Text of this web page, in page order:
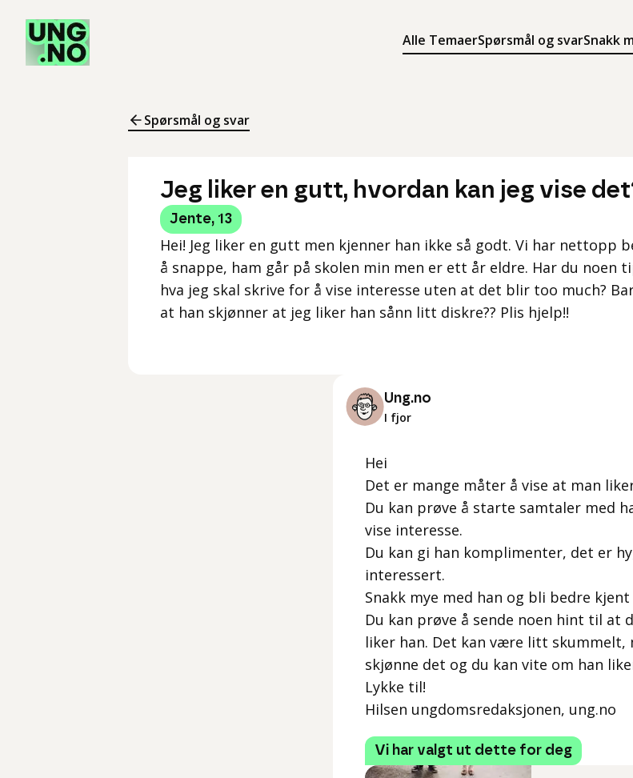
Alle TemaerSpørsmål og svarSnakk
Søk
Meny
Spørsmål og svar
Jeg liker en gutt, hvordan kan jeg vise
Jente, 13
Hei! Jeg liker en gutt men kjenner han ikke så godt. Vi har nettopp
å snappe, ham går på skolen min men er ett år eldre. Har du noen
hva jeg skal skrive for å vise interesse uten at det blir too much?
at han skjønner at jeg liker han sånn litt diskre?? Plis hjelp!!
Ung.no
I fjor
Hei
Det er mange måter å vise at man
Du kan prøve å starte samtaler med
vise interesse.
Du kan gi han komplimenter, det er
interessert.
Snakk mye med han og bli bedre kjent
Du kan prøve å sende noen hint til at
liker han. Det kan være litt skummelt,
skjønne det og du kan vite om han
Lykke til!
Hilsen ungdomsredaksjonen, ung.no
Vi har valgt ut dette for deg